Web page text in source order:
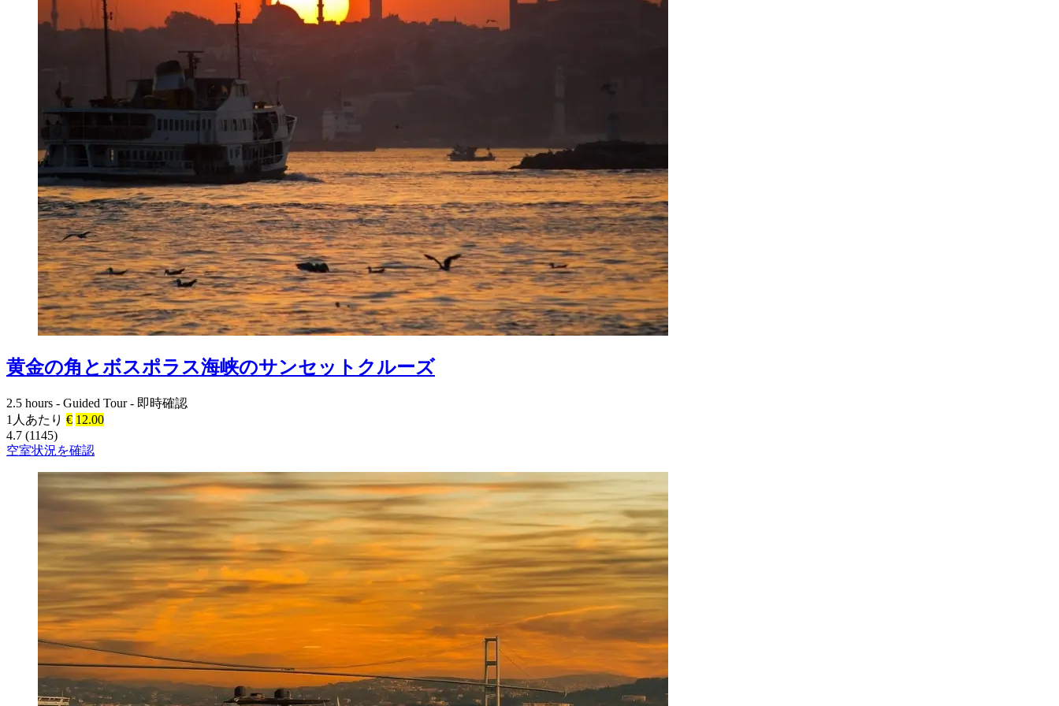
黄金の角とボスポラス海峡のサンセットクルーズ
2.5 hours - Guided Tour - 即時確認
1人あたり € 12.00
4.7 (1145)
空室状況を確認